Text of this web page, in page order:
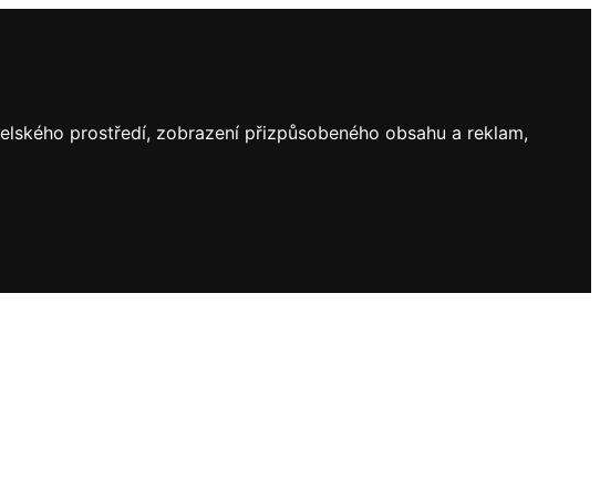
prostředí, zobrazení přizpůsobeného obsahu a reklam,